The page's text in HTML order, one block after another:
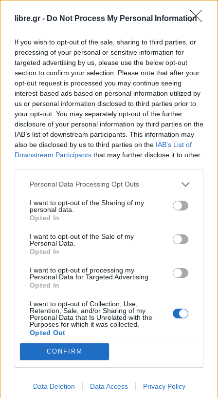
libre.gr - Do Not Process My Personal Information
If you wish to opt-out of the sale, sharing to third parties, or
processing of your personal or sensitive information for
targeted advertising by us, please use the below opt-out
section to confirm your selection. Please note that after your
opt-out request is processed you may continue seeing
interest-based ads based on personal information utilized by
us or personal information disclosed to third parties prior to
your opt-out. You may separately opt-out of the further
disclosure of your personal information by third parties on the
IAB’s list of downstream participants. This information may
also be disclosed by us to third parties on the IAB’s List of
Downstream Participants that may further disclose it to other
Personal Data Processing Opt Outs
I want to opt-out of the Sharing of my
personal data.
Opted In
I want to opt-out of the Sale of my
Personal Data.
Opted In
I want to opt-out of processing my
Personal Data for Targeted Advertising.
Opted In
I want to opt-out of Collection, Use,
Retention, Sale, and/or Sharing of my
Personal Data that Is Unrelated with the
Purposes for which it was collected.
Opted Out
CONFIRM
Data Deletion Data Access Privacy Policy
δραματική. Με απώλειες άνω του 4% κινούνται οι
Τιτάν Μυτιληναίος, ενώ απώλειες της τάξης του
3% με 3,5% σημειώνουν οι ΟΤΕ, ΕΛΠΕ, ΟΛΠ, ΟΠΑΠ
και Lamda Development.
O “Μαύρος Κύκνος” του κοροναϊού, εξέθεσε τις
αδυναμίες και της ελληνικής αγοράς. Αυτό φάνηκε
και στην υπερβολή της πτώσης σε σύγκριση με
άλλα χρηματιστήρια κατά τα sell-offs της
περασμένη εβδομάδας. Η εξάπλωση του ιού και
στην Ελλάδα δημιουργεί έντονο προβληματισμό
αλλά και φόβο για τη συνέχεια. Είναι
χάθηκαν πάνω από 10 δισ. ευρώ από τη συνολική
κεφαλαιοποίηση της ελληνικής αγοράς, με τον
Γενικό Δείκτη να παλεύει με τα χαμηλά εννέα
μηνών.
Χθες μάλιστα, την ώρα που το Χ.Α για μία ακόμη
ημέρα υπεραπέδιδε της πτώσης των διεθνών
θετικά, 19 συνολικά τίτλοι σημείωσαν διψήφια
ποσοστά πτώσης και πάνω από 2,5 δισ. ευρώ
έκαναν φτερά από την κεφαλαιοποίηση. Όπως
σημείωσε και ο Λουκάς Παπαϊωάννου,
οικονομολόγος της Fast Finance, “το χθεσινό sell-
αντίδραση μόλις δύο ημερών, επανέφερε